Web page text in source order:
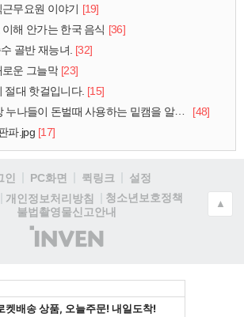
무요원 이야기 [19]
해 안가는 한국 음식 [36]
골반 재능녀. [32]
로운 그늘막 [23]
절대 핫걸입니다. [15]
나들이 돈벌때 사용하는 밑캠을 알아보자
[48]
파.jpg [17]
인 PC화면 퀵링크
설정
개인정보처리방침
청소년보호정책
불법촬영물신고안내
(주)
인
▲